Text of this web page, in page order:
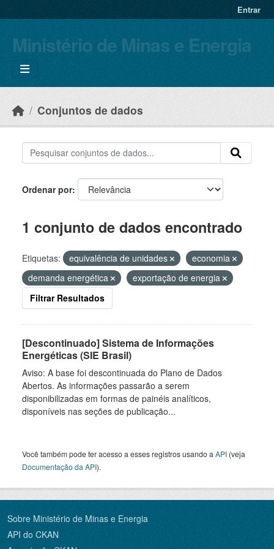
Entrar
Ministério de Minas e Energia
Conjuntos de dados
Ordenar por
1 conjunto de dados encontrado
Etiquetas: equivalência de unidades
economia
demanda energética
exportação de energia
Filtrar Resultados
[Descontinuado] Sistema de Informações
Energéticas (SIE Brasil)
Aviso: A base foi descontinuada do Plano de Dados
Abertos. As informações passarão a serem
disponibilizadas em formas de painéis analíticos,
disponíveis nas seções de publicação...
Você também pode ter acesso a esses registros usando a API (veja
Documentação da API).
Sobre Ministério de Minas e Energia
API do CKAN